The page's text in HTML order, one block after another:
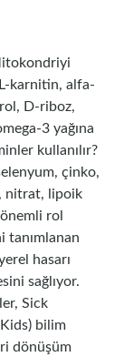
karnitin, alfa-
D-riboz,
3 yağına
kullanılır?
çinko,
nitrat, lipoik
rol
tanımlanan
hasarı
sağlıyor.
Sick
bilim
dönüşüm